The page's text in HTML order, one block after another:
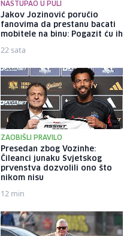
NASTUPAO U PULI
Jakov Jozinović poručio
fanovima da prestanu bacati
mobitele na binu: Pogazit ću ih
22 sata
ZAOBIŠLI PRAVILO
Presedan zbog Vozinhe:
Čileanci junaku Svjetskog
prvenstva dozvolili ono što
nikom nisu
12 min